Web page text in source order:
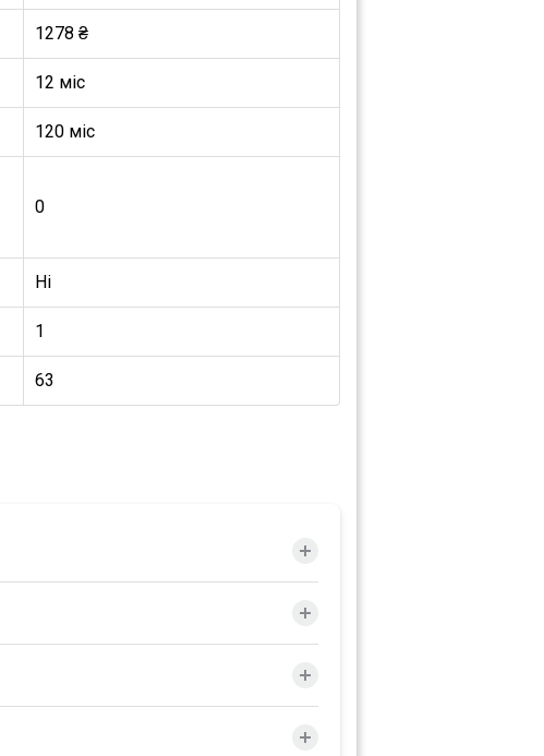
1278 ₴
12 міс
120 міс
0
Ні
1
63